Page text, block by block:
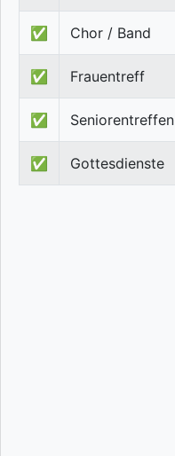
✅ Chor / Band
✅ Frauentreff
✅ Seniorentreffen
✅ Gottesdienste